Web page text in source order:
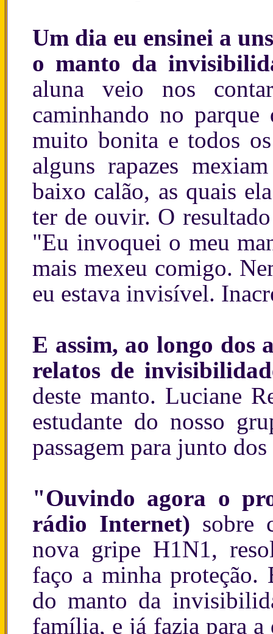
Um dia eu ensinei a
o manto da
aluna veio nos
caminhando no
muito bonita e todos
alguns rapazes
baixo calão, as quais
ter de ouvir. O
"Eu invoquei o meu
mais mexeu comigo.
eu estava invisível.
E assim, ao longo dos
relatos de
deste manto. Luciane
estudante do nosso
passagem para junto
"Ouvindo agora o
rádio Internet) sobre
nova gripe H1N1,
faço a minha proteção.
do manto da
família, e já fazia para a